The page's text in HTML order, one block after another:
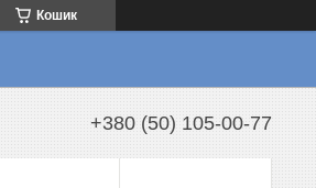
Кошик
+380 (50) 105-00-77